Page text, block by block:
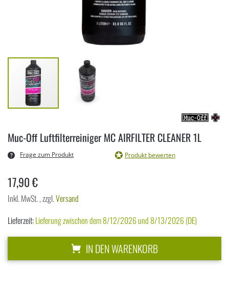
der
Bildergalerie
springen
Muc-Off Luftfilterreiniger MC AIRFILTER CLEANER 1L
Frage zum Produkt Produkt bewerten
17,90 €
Inkl. MwSt.,zzgl.Versand
Lieferzeit:Lieferung zwischen dem 8/12/2026 und 8/13/2026 (DE)
IN DEN WARENKORB